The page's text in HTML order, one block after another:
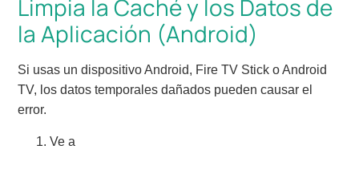
Limpia la Caché y los Datos de
la Aplicación (Android)
Si usas un dispositivo Android, Fire TV Stick o Android
TV, los datos temporales dañados pueden causar el
error.
Ve a